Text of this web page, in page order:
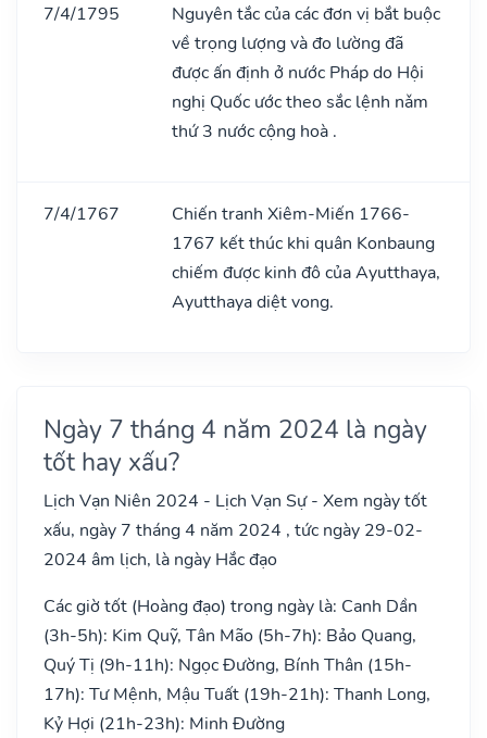
7/4/1795
Nguyên tắc của các đơn vị bắt buộc
về trọng lượng và đo lường đã
được ấn định ở nước Pháp do Hội
nghị Quốc ước theo sắc lệnh nǎm
thứ 3 nước cộng hoà .
7/4/1767
Chiến tranh Xiêm-Miến 1766-
1767 kết thúc khi quân Konbaung
chiếm được kinh đô của Ayutthaya,
Ayutthaya diệt vong.
Ngày 7 tháng 4 năm 2024 là ngày
tốt hay xấu?
Lịch Vạn Niên 2024 - Lịch Vạn Sự - Xem ngày tốt
xấu, ngày 7 tháng 4 năm 2024 , tức ngày 29-02-
2024 âm lịch, là ngày Hắc đạo
Các giờ tốt (Hoàng đạo) trong ngày là: Canh Dần
(3h-5h): Kim Quỹ, Tân Mão (5h-7h): Bảo Quang,
Quý Tị (9h-11h): Ngọc Đường, Bính Thân (15h-
17h): Tư Mệnh, Mậu Tuất (19h-21h): Thanh Long,
Kỷ Hợi (21h-23h): Minh Đường